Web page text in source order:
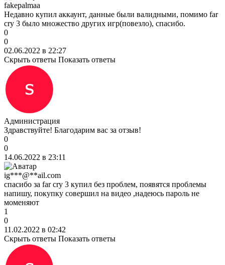
fakepalmaa
Недавно купил аккаунт, данные были валидными, помимо far
cry 3 было множество других игр(повезло), спасибо.
0
0
02.06.2022 в 22:27
Скрыть ответы Показать ответы
Администрация
Здравствуйте! Благодарим вас за отзыв!
0
0
14.06.2022 в 23:11
ig***@**ail.com
спасибо за far cry 3 купил без проблем, появятся проблемы
напишу, покупку совершил на видео ,надеюсь пароль не
моменяют
1
0
11.02.2022 в 02:42
Скрыть ответы Показать ответы